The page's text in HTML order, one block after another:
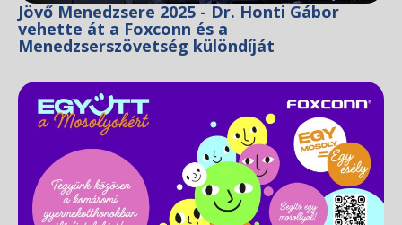
Jövő Menedzsere 2025 - Dr. Honti Gábor
vehette át a Foxconn és a
Menedzserszövetség különdíját